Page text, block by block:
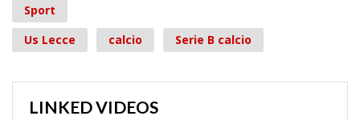
Sport
Us Lecce
calcio Serie B calcio
LINKED VIDEOS